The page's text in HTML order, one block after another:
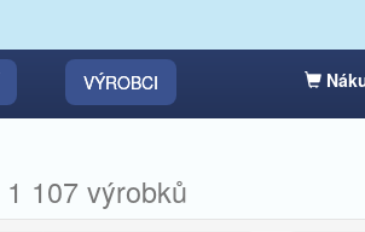
VÝROBCI
1 107 výrobků